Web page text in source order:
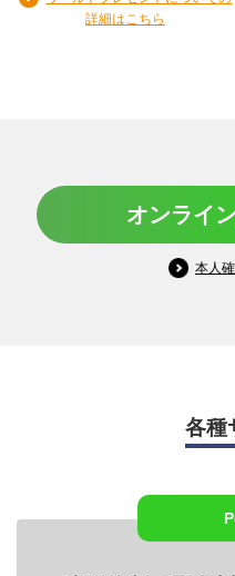
詳細はこちら
オンライ
本人
各種